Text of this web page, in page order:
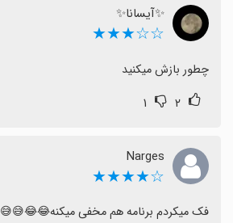
✨آیسانا✨
☆☆★★★
چطور بازش میکنید
۲ ۱
Narges
☆★★★★
فک میکردم برنامه هم مخفی میکنه😂😂😅😅